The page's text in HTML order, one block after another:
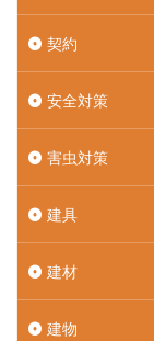
契約
安全対策
害虫対策
建具
建材
建物